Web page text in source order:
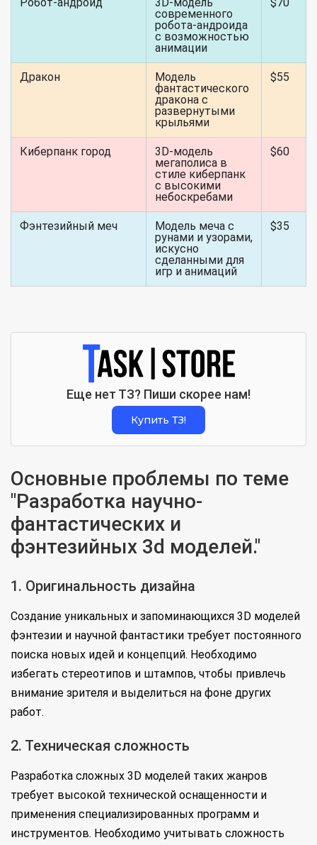
современного
робота-андроида
с возможностью
анимации
Дракон
Модель
фантастического
дракона с
развернутыми
крыльями
$55
Киберпанк город
3D-модель
мегаполиса в
стиле киберпанк
с высокими
небоскребами
$60
Фэнтезийный меч
Модель меча с
рунами и узорами,
искусно
сделанными для
игр и анимаций
$35
Еще нет ТЗ? Пиши скорее нам!
Купить ТЗ!
Основные проблемы по теме
"Разработка научно-
фантастических и
фэнтезийных 3d моделей."
1. Оригинальность дизайна
Создание уникальных и запоминающихся 3D моделей
фэнтезии и научной фантастики требует постоянного
поиска новых идей и концепций. Необходимо
избегать стереотипов и штампов, чтобы привлечь
внимание зрителя и выделиться на фоне других
работ.
2. Техническая сложность
Разработка сложных 3D моделей таких жанров
требует высокой технической оснащенности и
применения специализированных программ и
инструментов. Необходимо учитывать сложность